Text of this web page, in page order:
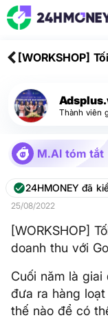
[WORKSHOP]
Ads
Thành viên
M.AI tóm tắt
24HMONEY đã
25/08/2022
[WORKSHOP]
doanh thu với
Cuối năm là
đưa ra hàng
thế nào để có